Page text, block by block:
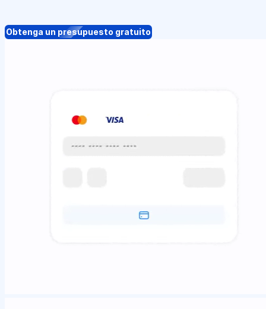
Obtenga un presupuesto gratuito